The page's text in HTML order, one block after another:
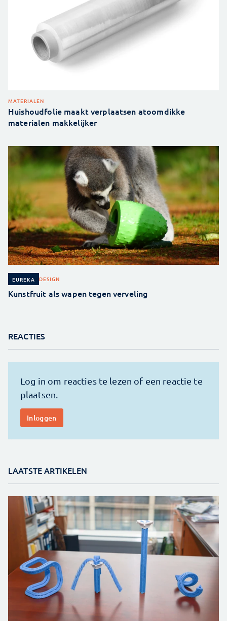
MATERIALEN
Huishoudfolie maakt verplaatsen atoomdikke
materialen makkelijker
EUREKA DESIGN
Kunstfruit als wapen tegen verveling
REACTIES
LAATSTE ARTIKELEN